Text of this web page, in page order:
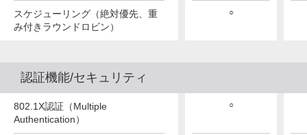
スケジューリング（絶対優先、重
み付きラウンドロビン）
○
認証機能/セキュリティ
802.1X認証（Multiple
Authentication）
○